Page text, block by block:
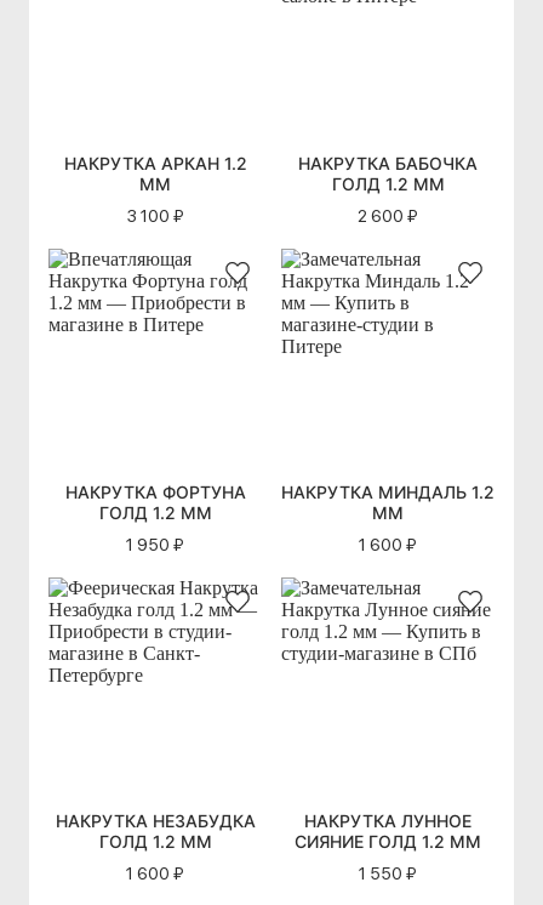
НАКРУТКА АРКАН 1.2
ММ
3 100 ₽
НАКРУТКА БАБОЧКА
ГОЛД 1.2 ММ
2 600 ₽
НАКРУТКА ФОРТУНА
ГОЛД 1.2 ММ
1 950 ₽
НАКРУТКА МИНДАЛЬ 1.2
ММ
1 600 ₽
НАКРУТКА НЕЗАБУДКА
ГОЛД 1.2 ММ
1 600 ₽
НАКРУТКА ЛУННОЕ
СИЯНИЕ ГОЛД 1.2 ММ
1 550 ₽